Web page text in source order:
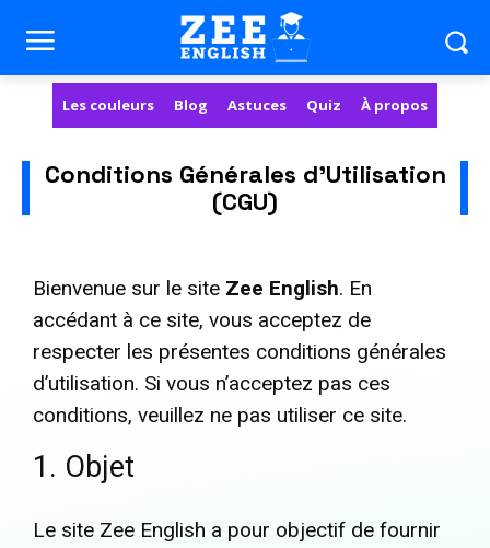
Les couleurs Blog Astuces Quiz À propos
Conditions Générales d’Utilisation
(CGU)
Bienvenue sur le site Zee English. En
accédant à ce site, vous acceptez de
respecter les présentes conditions générales
d’utilisation. Si vous n’acceptez pas ces
conditions, veuillez ne pas utiliser ce site.
1. Objet
Le site Zee English a pour objectif de fournir